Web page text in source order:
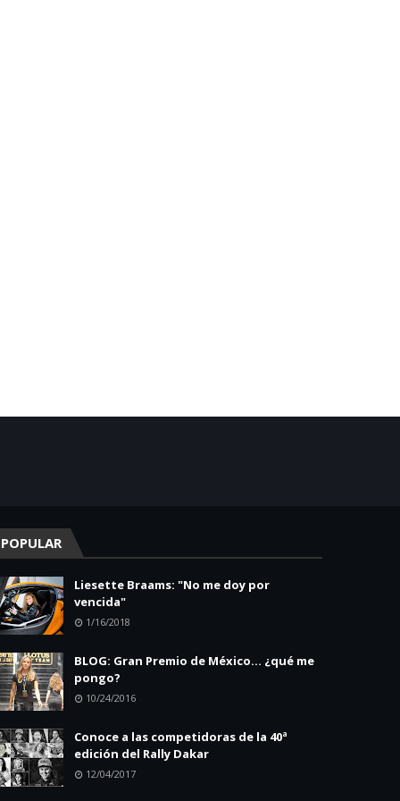
POPULAR
Liesette Braams: "No me doy por
vencida"
1/16/2018
BLOG: Gran Premio de México... ¿qué me
pongo?
10/24/2016
Conoce a las competidoras de la 40ª
edición del Rally Dakar
12/04/2017